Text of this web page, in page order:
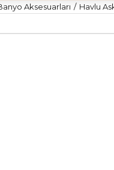
Aksesuarları Havlu